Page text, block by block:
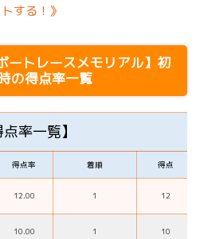
する！》
ートレースメモリアル】初
の得点率一覧
点率一覧】
得点率 着順 得点
12.00 1 12
10.00 1 10